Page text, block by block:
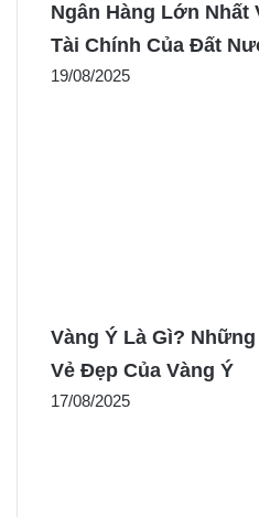
Ngân Hàng Lớn Nhất
Tài Chính Của Đất
19/08/2025
Vàng Ý Là Gì?
Vẻ Đẹp Của Vàng Ý
17/08/2025